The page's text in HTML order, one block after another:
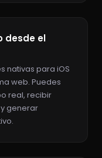
desde el
nativas para iOS
web. Puedes
real, recibir
generar